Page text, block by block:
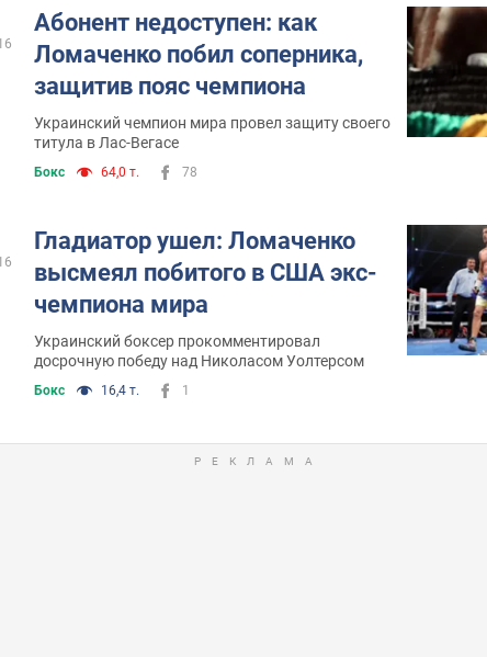
Абонент недоступен: как
Ломаченко побил соперника,
защитив пояс чемпиона
Украинский чемпион мира провел защиту своего
титула в Лас-Вегасе
Бокс 64,0 т. 78
Гладиатор ушел: Ломаченко
высмеял побитого в США экс-
чемпиона мира
Украинский боксер прокомментировал
досрочную победу над Николасом Уолтерсом
Бокс 16,4 т. 1